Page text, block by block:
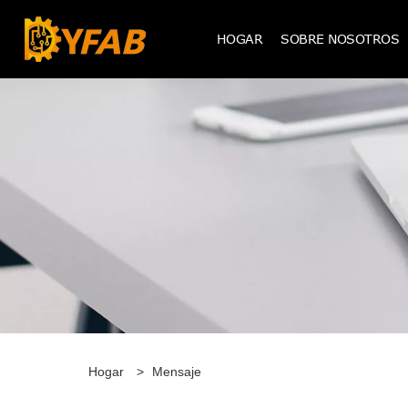
HOGAR SOBRE NOSOTROS
Hogar > Mensaje